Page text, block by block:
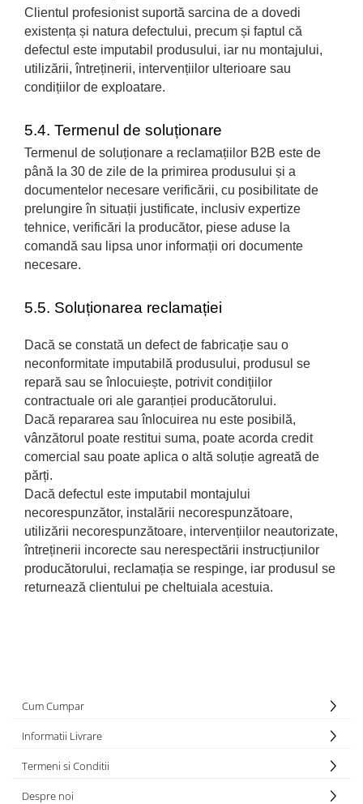
Clientul profesionist suportă sarcina de a dovedi
existența și natura defectului, precum și faptul că
defectul este imputabil produsului, iar nu montajului,
utilizării, întreținerii, intervențiilor ulterioare sau
condițiilor de exploatare.
5.4. Termenul de soluționare
Termenul de soluționare a reclamațiilor B2B este de
până la 30 de zile de la primirea produsului și a
documentelor necesare verificării, cu posibilitate de
prelungire în situații justificate, inclusiv expertize
tehnice, verificări la producător, piese aduse la
comandă sau lipsa unor informații ori documente
necesare.
5.5. Soluționarea reclamației
Dacă se constată un defect de fabricație sau o
neconformitate imputabilă produsului, produsul se
repară sau se înlocuiește, potrivit condițiilor
contractuale ori ale garanției producătorului.
Dacă repararea sau înlocuirea nu este posibilă,
vânzătorul poate restitui suma, poate acorda credit
comercial sau poate aplica o altă soluție agreată de
părți.
Dacă defectul este imputabil montajului
necorespunzător, instalării necorespunzătoare,
utilizării necorespunzătoare, intervențiilor neautorizate,
întreținerii incorecte sau nerespectării instrucțiunilor
producătorului, reclamația se respinge, iar produsul se
returnează clientului pe cheltuiala acestuia.
Cum Cumpar
Informatii Livrare
Termeni si Conditii
Despre noi